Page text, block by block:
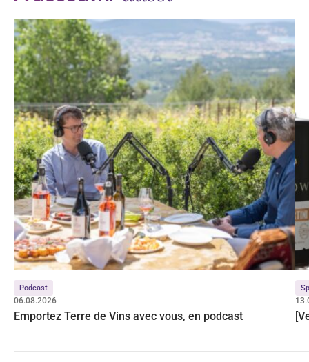
Podcast
06.08.2026
Emportez Terre de Vins avec vous, en podcast